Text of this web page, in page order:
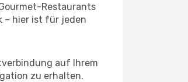
Restaurants
– hier ist für jeden
auf Ihrem
zu erhalten.